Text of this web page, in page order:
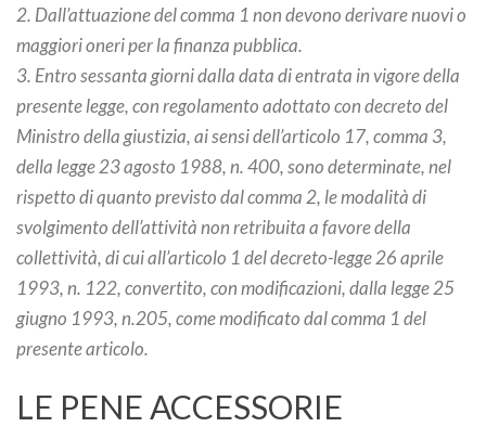
2. Dall’attuazione del comma 1 non devono derivare nuovi o
maggiori oneri per la finanza pubblica.
3. Entro sessanta giorni dalla data di entrata in vigore della
presente legge, con regolamento adottato con decreto del
Ministro della giustizia, ai sensi dell’articolo 17, comma 3,
della legge 23 agosto 1988, n. 400, sono determinate, nel
rispetto di quanto previsto dal comma 2, le modalità di
svolgimento dell’attività non retribuita a favore della
collettività, di cui all’articolo 1 del decreto-legge 26 aprile
1993, n. 122, convertito, con modificazioni, dalla legge 25
giugno 1993, n.205, come modificato dal comma 1 del
presente articolo.
LE PENE ACCESSORIE